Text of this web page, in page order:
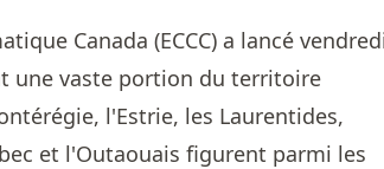
Canada (ECCC) a lancé
une vaste portion du territoire
l'Estrie, les Laurentides,
et l'Outaouais figurent parmi les